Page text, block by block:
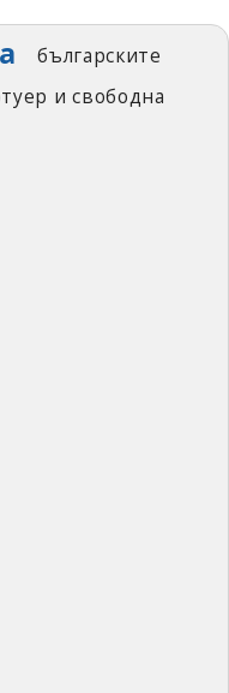
българските
и свободна